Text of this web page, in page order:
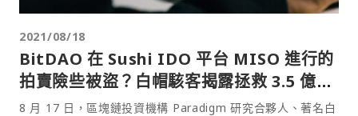
2021/08/18
BitDAO 在 Sushi IDO 平台 MISO 進行的
拍賣險些被盜？白帽駭客揭露拯救 3.5 億美
金過程
8 月 17 日，區塊鏈投資機構 Paradigm 研究合夥人、著名白